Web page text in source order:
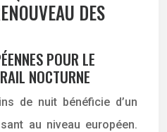
DES
POUR LE
NOCTURNE
de nuit bénéficie d’un
au niveau européen.